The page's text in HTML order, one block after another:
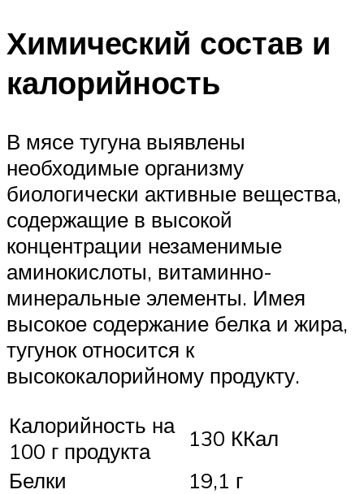
Химический состав и
калорийность
В мясе тугуна выявлены
необходимые организму
биологически активные вещества,
содержащие в высокой
концентрации незаменимые
аминокислоты, витаминно-
минеральные элементы. Имея
высокое содержание белка и жира,
тугунок относится к
высококалорийному продукту.
Калорийность на
100 г продукта
130 ККал
Белки
19,1 г